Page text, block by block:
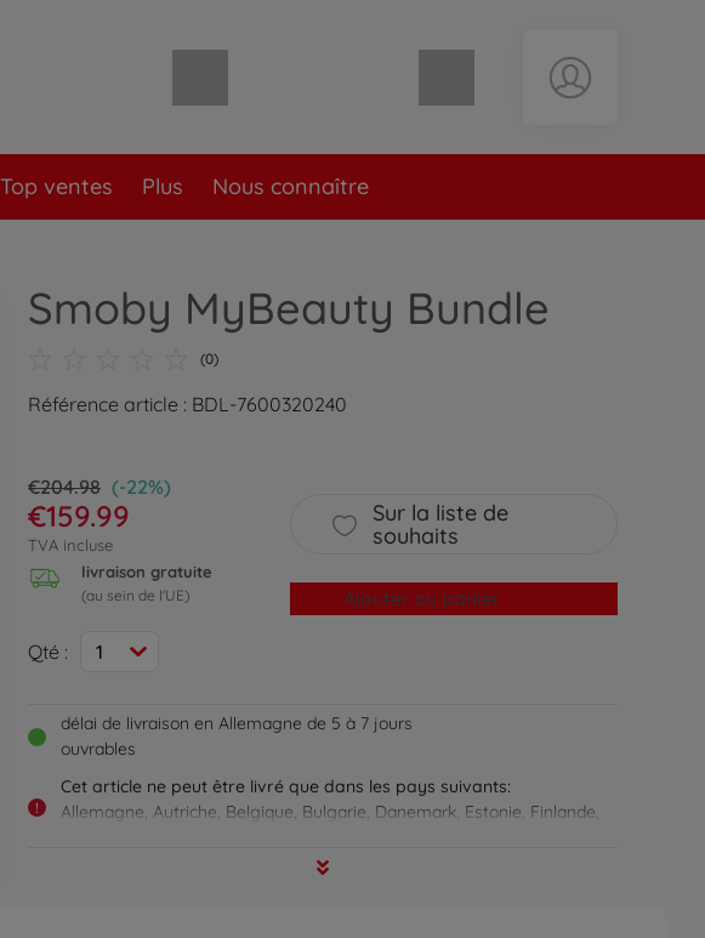
Top ventes Plus Nous connaître
Smoby MyBeauty Bundle
(0)
Référence article : BDL-7600320240
€204.98 (-22%)
€159.99
TVA incluse
livraison gratuite
(au sein de l'UE)
Qté : 1
Sur la liste de
souhaits
Ajouter au panier
délai de livraison en Allemagne de 5 à 7 jours
ouvrables
!
Cet article ne peut être livré que dans les pays suivants:
Allemagne, Autriche, Belgique, Bulgarie, Danemark, Estonie, Finlande,
Portugal, Roumanie, Suède, Slovaquie, Slovénie, Espagne, République